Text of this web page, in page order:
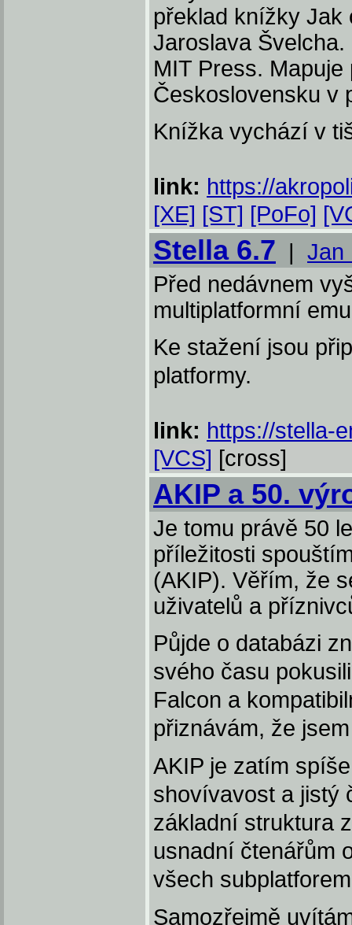
překlad knížky Jak
Jaroslava
MIT Press.
Československu v
Knížka vychází v
link: https://
[XE] [ST] [PoFo]
Stella 6.7 | Jan
Před nedávnem
multiplatformní
Ke stažení jsou
platformy.
link: https://stella-
[VCS] [cross]
AKIP a 50.
Je tomu právě 50
příležitosti
(AKIP). Věřím, že
uživatelů a
Půjde o databázi
svého času
Falcon a
přiznávám, že
AKIP je zatím
shovívavost a jistý
základní struktura
usnadní čtenářům
všech
Samozřejmě